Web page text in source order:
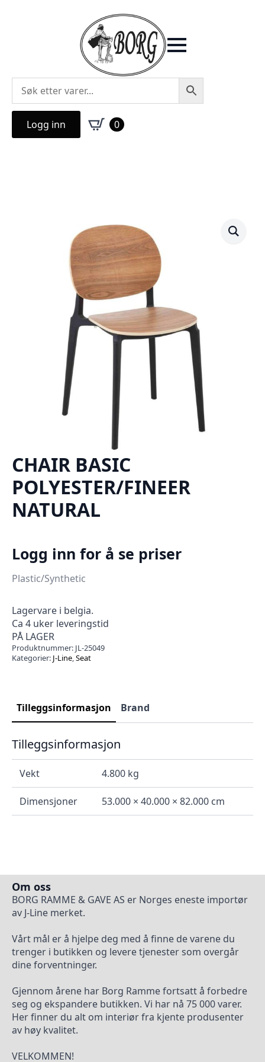
Logg inn 0
CHAIR BASIC
POLYESTER/FINEER
NATURAL
Logg inn for å se priser
Plastic/Synthetic
Lagervare i belgia.
Ca 4 uker leveringstid
PÅ LAGER
Produktnummer: JL-25049
Kategorier: J-Line,Seat
Tilleggsinformasjon Brand
Tilleggsinformasjon
Vekt 4.800 kg
Dimensjoner 53.000 × 40.000 × 82.000 cm
Om oss
BORG RAMME & GAVE AS er Norges eneste importør
av J-Line merket.
Vårt mål er å hjelpe deg med å finne de varene du
trenger i butikken og levere tjenester som overgår
dine forventninger.
Gjennom årene har Borg Ramme fortsatt å forbedre
seg og ekspandere butikken. Vi har nå 75 000 varer.
Her finner du alt om interiør fra kjente produsenter
av høy kvalitet.
VELKOMMEN!